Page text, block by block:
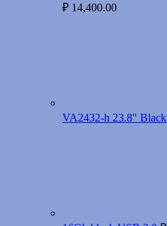
₽ 14,400.00
VA2432-h 23.8" Black